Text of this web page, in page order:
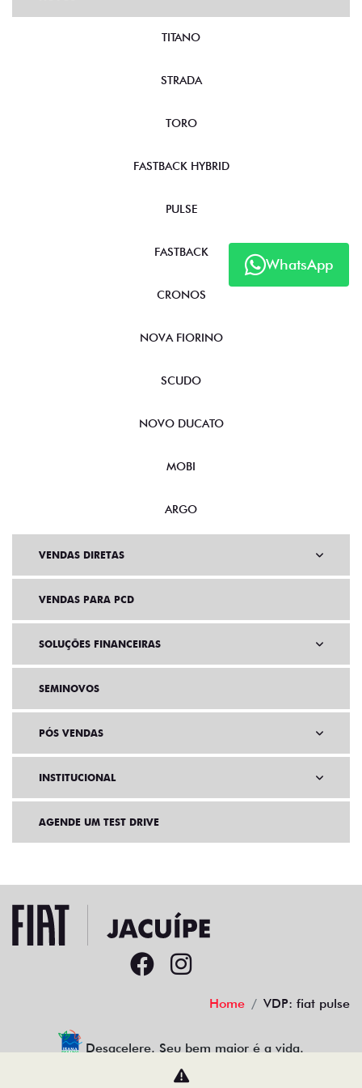
WhatsApp
TITANO
STRADA
TORO
FASTBACK HYBRID
PULSE
FASTBACK
CRONOS
NOVA FIORINO
SCUDO
NOVO DUCATO
MOBI
ARGO
VENDAS DIRETAS
VENDAS PARA PCD
SOLUÇÕES FINANCEIRAS
SEMINOVOS
PÓS VENDAS
INSTITUCIONAL
AGENDE UM TEST DRIVE
Home VDP: fiat pulse
Desacelere. Seu bem maior é a vida.